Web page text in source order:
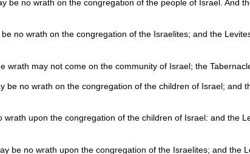
be no wrath on the congregation of the people of Israel. And
no wrath on the congregation of the Israelites; and the
may not come on the community of Israel; the
no wrath on the congregation of the children of Israel; and
upon the congregation of the children of Israel: and the
be no wrath upon the congregation of the Israelites; and the